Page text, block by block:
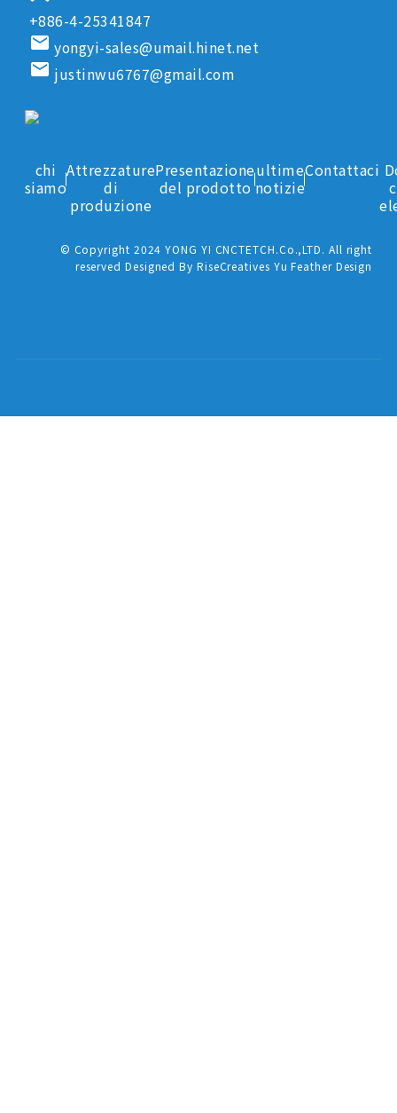
+886-4-25341847
email yongyi-sales@umail.hinet.net
email justinwu6767@gmail.com
chi
siamo
Attrezzature
di
produzione
Presentazione
del prodotto
ultime
notizie
Contattaci
© Copyright 2024 YONG YI CNCTETCH.Co.,LTD. All right
reserved Designed By RiseCreatives Yu Feather Design